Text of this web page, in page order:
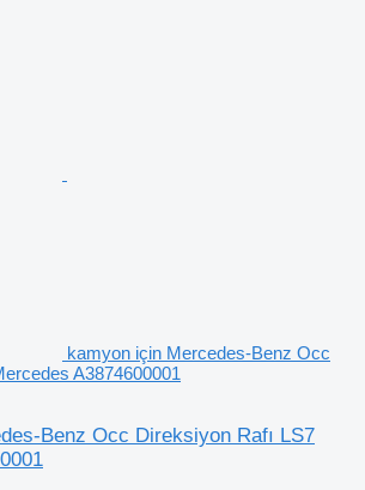
kamyon için Mercedes-Benz Occ
A3874600001
Benz Occ Direksiyon Rafı LS7